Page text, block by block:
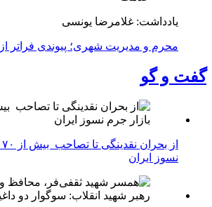
یادداشت: غلامرضا یونسی
محرم و مدیریت شهری؛ پیوندی فراتر
گفت و گو
نسوز ایران